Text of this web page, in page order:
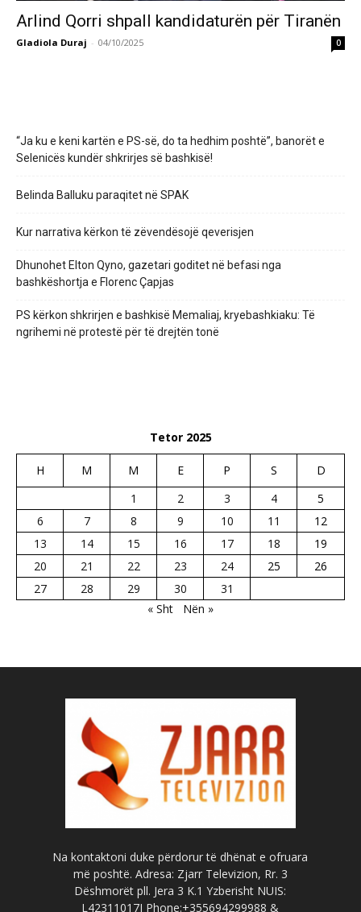
Arlind Qorri shpall kandidaturën për Tiranën
Gladiola Duraj - 04/10/2025 0
“Ja ku e keni kartën e PS-së, do ta hedhim poshtë”, banorët e
Selenicës kundër shkrirjes së bashkisë!
Belinda Balluku paraqitet në SPAK
Kur narrativa kërkon të zëvendësojë qeverisjen
Dhunohet Elton Qyno, gazetari goditet në befasi nga
bashkëshortja e Florenc Çapjas
PS kërkon shkrirjen e bashkisë Memaliaj, kryebashkiaku: Të
ngrihemi në protestë për të drejtën tonë
Tetor 2025
H M M E P S
D
1
2 3 4
5
6
7 8 9 10 11
12
13
14 15 16 17 18
19
20
21 22 23 24 25
26
27
28 29 30
31
« Sht
Nën »
Na kontaktoni duke përdorur të dhënat e ofruara
më poshtë. Adresa: Zjarr Televizion, Rr. 3
Dëshmorët pll. Jera 3 K.1 Yzberisht NUIS:
L42311017I Phone:+355694299988 &